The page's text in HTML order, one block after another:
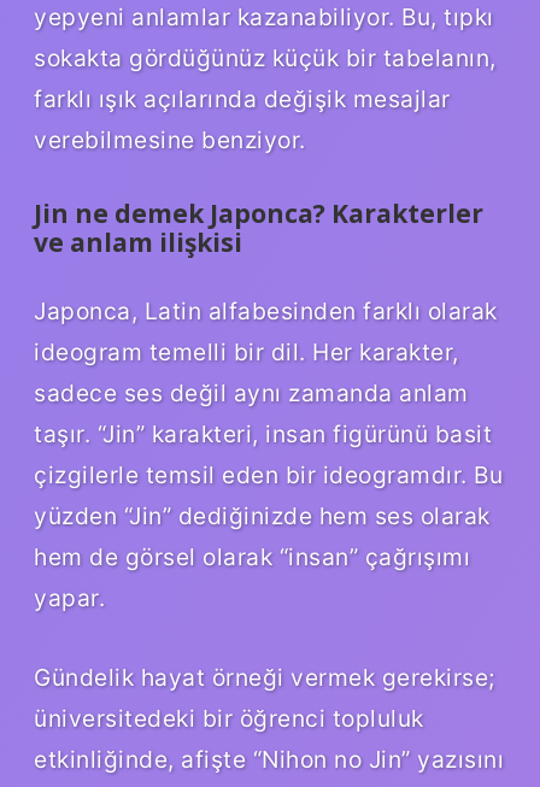
yepyeni anlamlar kazanabiliyor. Bu, tıpkı
sokakta gördüğünüz küçük bir tabelanın,
farklı ışık açılarında değişik mesajlar
verebilmesine benziyor.
Jin ne demek Japonca? Karakterler
ve anlam ilişkisi
Japonca, Latin alfabesinden farklı olarak
ideogram temelli bir dil. Her karakter,
sadece ses değil aynı zamanda anlam
taşır. “Jin” karakteri, insan figürünü basit
çizgilerle temsil eden bir ideogramdır. Bu
yüzden “Jin” dediğinizde hem ses olarak
hem de görsel olarak “insan” çağrışımı
yapar.
Gündelik hayat örneği vermek gerekirse;
üniversitedeki bir öğrenci topluluk
etkinliğinde, afişte “Nihon no Jin” yazısını